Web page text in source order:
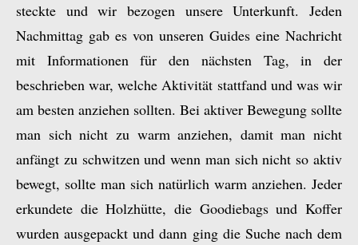
steckte und wir bezogen unsere Unterkunft. Jeden
Nachmittag gab es von unseren Guides eine Nachricht
mit Informationen für den nächsten Tag, in der
beschrieben war, welche Aktivität stattfand und was wir
am besten anziehen sollten. Bei aktiver Bewegung sollte
man sich nicht zu warm anziehen, damit man nicht
anfängt zu schwitzen und wenn man sich nicht so aktiv
bewegt, sollte man sich natürlich warm anziehen. Jeder
erkundete die Holzhütte, die Goodiebags und Koffer
wurden ausgepackt und dann ging die Suche nach dem